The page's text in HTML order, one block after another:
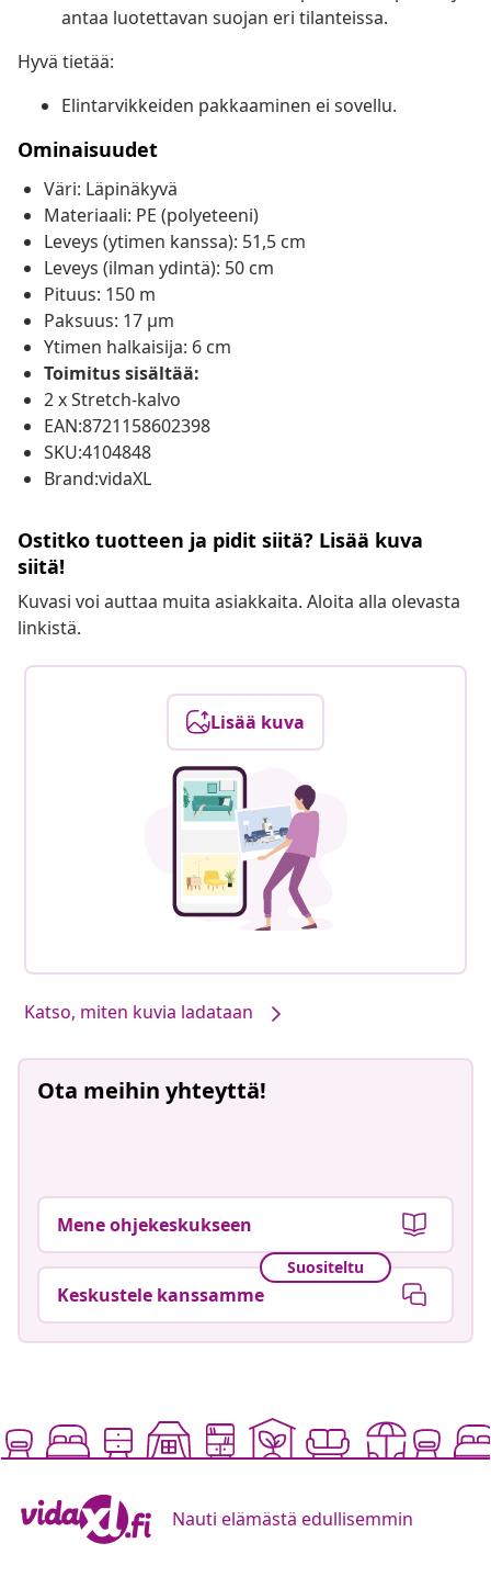
antaa luotettavan suojan eri tilanteissa.
Hyvä tietää:
Elintarvikkeiden pakkaaminen ei sovellu.
Ominaisuudet
Väri: Läpinäkyvä
Materiaali: PE (polyeteeni)
Leveys (ytimen kanssa): 51,5 cm
Leveys (ilman ydintä): 50 cm
Pituus: 150 m
Paksuus: 17 μm
Ytimen halkaisija: 6 cm
Toimitus sisältää:
2 x Stretch-kalvo
EAN:8721158602398
SKU:4104848
Brand:vidaXL
Ostitko tuotteen ja pidit siitä? Lisää kuva
siitä!
Kuvasi voi auttaa muita asiakkaita. Aloita alla olevasta
linkistä.
Lisää kuva
Katso, miten kuvia ladataan
Ota meihin yhteyttä!
Mene ohjekeskukseen
Suositeltu
Keskustele kanssamme
Nauti elämästä edullisemmin